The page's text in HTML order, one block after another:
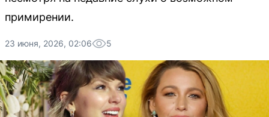
примирении.
23 июня, 2026, 02:06 5